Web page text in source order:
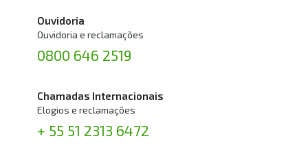
Chamadas Internacionais
Elogios e reclamações
+ 55 51 2313 6472
Ouvidoria
Ouvidoria e reclamações
0800 646 2519